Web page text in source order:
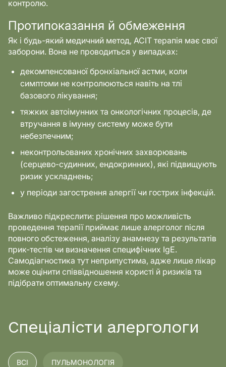
контролю.
Протипоказання й обмеження
Як і будь-який медичний метод, АСІТ терапія має свої
заборони. Вона не проводиться у випадках:
декомпенсованої бронхіальної астми, коли
симптоми не контролюються навіть на тлі
базового лікування;
тяжких автоімунних та онкологічних процесів, де
втручання в імунну систему може бути
небезпечним;
неконтрольованих хронічних захворювань
(серцево-судинних, ендокринних), які підвищують
ризик ускладнень;
у періоди загострення алергії чи гострих інфекцій.
Важливо підкреслити: рішення про можливість
проведення терапії приймає лише алерголог після
повного обстеження, аналізу анамнезу та результатів
прик-тестів чи визначення специфічних IgE.
Самодіагностика тут неприпустима, адже лише лікар
може оцінити співвідношення користі й ризиків та
підібрати оптимальну схему.
Спеціалісти алергологи
ВСІ ПУЛЬМОНОЛОГІЯ